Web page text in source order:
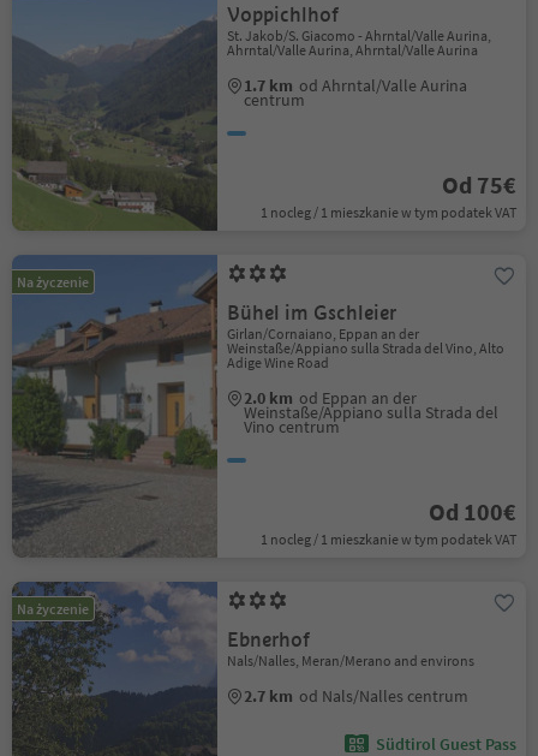
Voppichlhof
St. Jakob/S. Giacomo - Ahrntal/Valle Aurina,
Ahrntal/Valle Aurina, Ahrntal/Valle Aurina
1.7 km od Ahrntal/Valle Aurina
centrum
Od 75€
1 nocleg / 1 mieszkanie w tym podatek VAT
Na życzenie
Bühel im Gschleier
Girlan/Cornaiano, Eppan an der
Weinstaße/Appiano sulla Strada del Vino, Alto
Adige Wine Road
2.0 km od Eppan an der
Weinstaße/Appiano sulla Strada del
Vino centrum
Od 100€
1 nocleg / 1 mieszkanie w tym podatek VAT
Na życzenie
Ebnerhof
Nals/Nalles, Meran/Merano and environs
2.7 km od Nals/Nalles centrum
Südtirol Guest Pass